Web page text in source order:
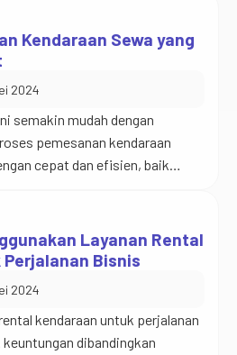
kendaraan di beberapa kota
sebagai ibu kota dan
kendaraan cenderung lebih
lain. Harga sewa […]
Kendaraan Sewa yang
2024
semakin mudah dengan
pemesanan kendaraan
cepat dan efisien, baik
pemesanan kendaraan
Anda memahami bagaimana
Anda perlu memilih perusahaan
Lakukan riset online
[…]
Layanan Rental
Bisnis
2024
kendaraan untuk perjalanan
dibandingkan